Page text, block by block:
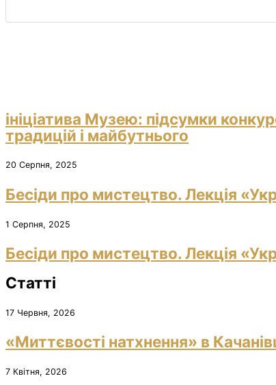
ініціатива Музею: підсумки
традицій і майбутнього
20 Серпня, 2025
Бесіди про мистецтво. Лекція
1 Серпня, 2025
Бесіди про мистецтво. Лекція
Статті
17 Червня, 2026
«Миттєвості натхнення» в
7 Квітня, 2026